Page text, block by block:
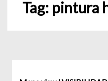
Tag: pintura